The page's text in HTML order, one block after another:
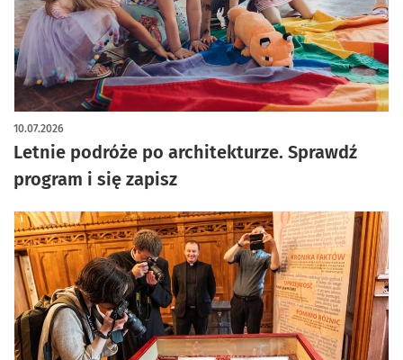
Letnie podróże po architekturze. Sprawdź
program i się zapisz
10.07.2026